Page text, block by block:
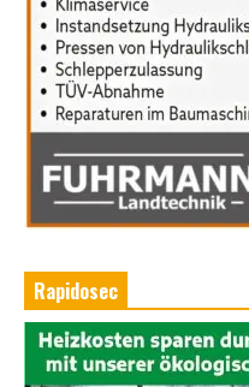
Rapidosec